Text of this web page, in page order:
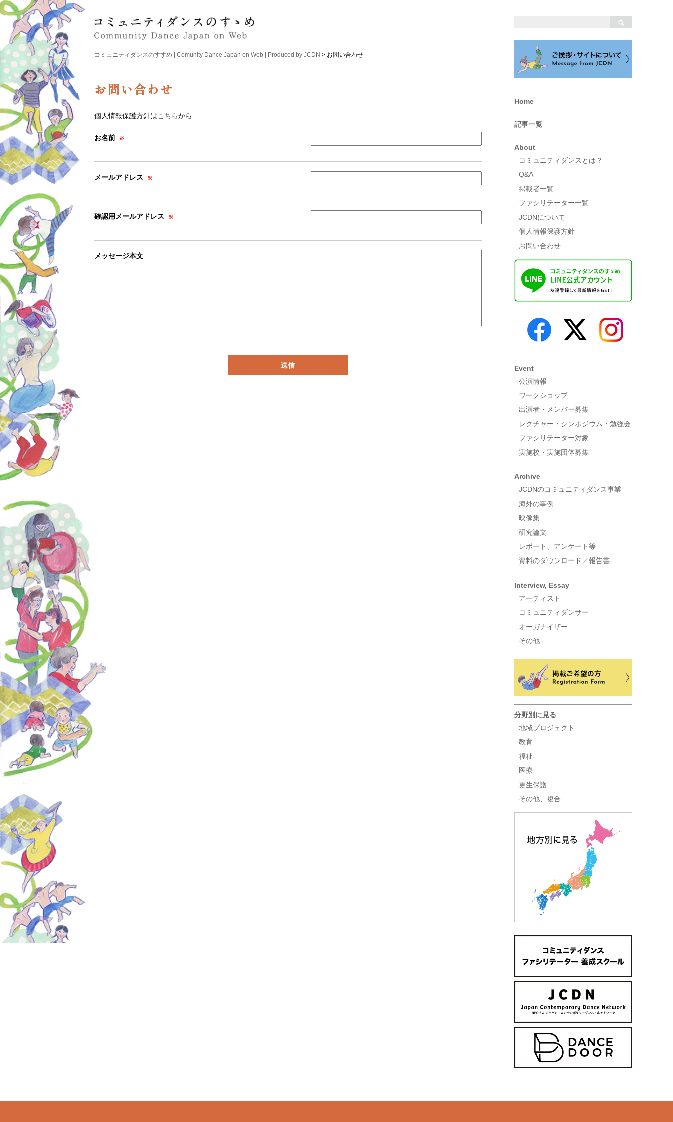
コミュニティダンスのすすめ | Comunity Dance Japan on Web | Produced by JCDN > お問い合わせ
Home
記事一覧
About
コミュニティダンスとは？
Q&A
掲載者一覧
ファシリテーター一覧
JCDNについて
個人情報保護方針
お問い合わせ
Event
公演情報
ワークショップ
出演者・メンバー募集
レクチャー・シンポジウム・勉強会
ファシリテーター対象
実施校・実施団体募集
Archive
JCDNのコミュニティダンス事業
海外の事例
映像集
研究論文
レポート、アンケート等
資料のダウンロード／報告書
Interview, Essay
アーティスト
コミュニティダンサー
オーガナイザー
その他
分野別に見る
地域プロジェクト
教育
福祉
医療
更生保護
その他、複合
お問い合わせ
個人情報保護方針はこちらから
お名前 ※
メールアドレス ※
確認用メールアドレス ※
メッセージ本文